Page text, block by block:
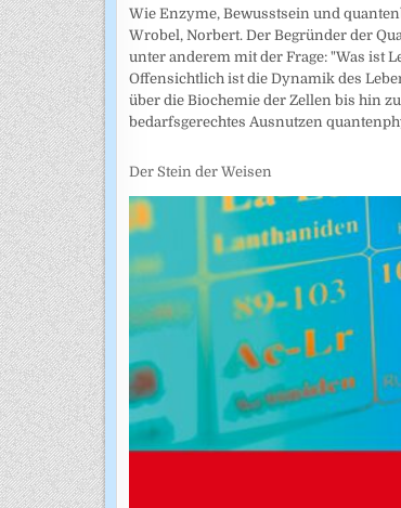
Wie Enzyme, Bewusstsein und
Wrobel, Norbert. Der Begründer der
unter anderem mit der Frage: "Was ist
Offensichtlich ist die Dynamik des
über die Biochemie der Zellen bis hin
bedarfsgerechtes Ausnutzen
Der Stein der Weisen